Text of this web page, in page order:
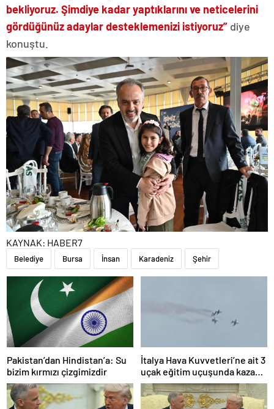
bekliyoruz. Şimdiye kadar yaptıklarını ve neticelerini
gördüğünüz adaylar desteklemenizi istiyoruz” diye
konuştu.
KAYNAK: HABER7
Belediye Bursa İnsan Karadeniz Şehir
Pakistan’dan Hindistan’a: Su
bizim kırmızı çizgimizdir
İtalya Hava Kuvvetleri’ne ait 3
uçak eğitim uçuşunda kaza
yaptı